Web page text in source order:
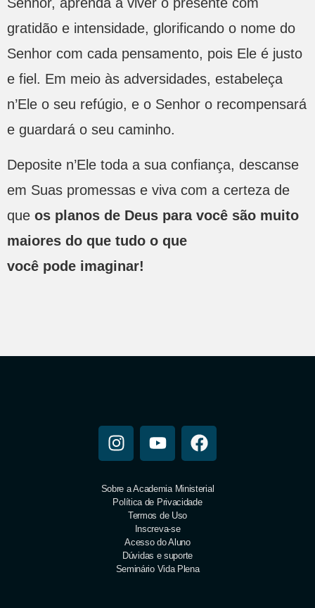
gratidão e intensidade, glorificando o nome do
Senhor com cada pensamento, pois Ele é justo
e fiel. Em meio às adversidades, estabeleça
n’Ele o seu refúgio, e o Senhor o recompensará
e guardará o seu caminho.
Deposite n’Ele toda a sua confiança, descanse
em Suas promessas e viva com a certeza de
que os planos de Deus para você são muito
maiores do que tudo o que
você pode imaginar!
Sobre a Academia Ministerial
Política de Privacidade
Termos de Uso
Inscreva-se
Acesso do Aluno
Dúvidas e suporte
Seminário Vida Plena